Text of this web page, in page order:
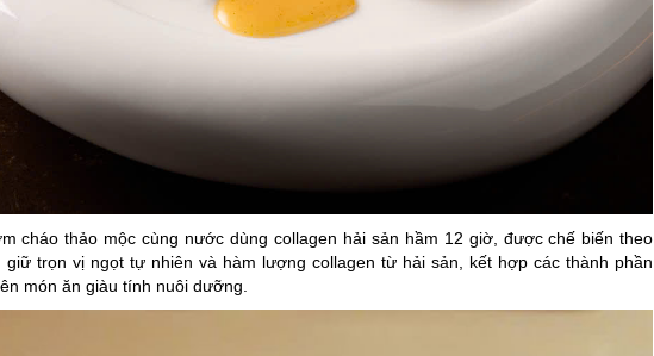
cháo thảo mộc cùng nước dùng collagen hải sản hầm 12 giờ, được chế biến theo
trọn vị ngọt tự nhiên và hàm lượng collagen từ hải sản, kết hợp các thành phần
món ăn giàu tính nuôi dưỡng.